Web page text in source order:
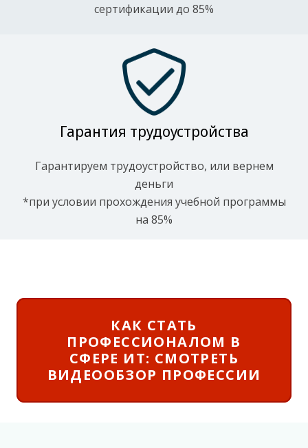
сертификации до 85%
Гарантия трудоустройства
Гарантируем трудоустройство, или вернем
деньги
*при условии прохождения учебной программы
на 85%
КАК СТАТЬ
ПРОФЕССИОНАЛОМ В
СФЕРЕ ИТ: СМОТРЕТЬ
ВИДЕООБЗОР ПРОФЕССИИ